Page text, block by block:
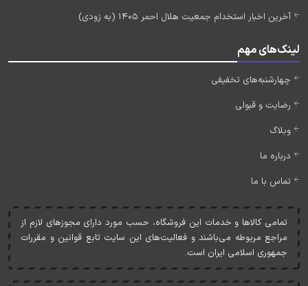
آخرین اخبار استخدام جمعیت هلال احمر 1405 (به زودی)
لینک‌های مهم
چهارشنبه‌های تخفیفی
رضایت و قبولی
وبلاگ
درباره ما
تماس با ما
تمامی کالاها و خدمات اين فروشگاه، حسب مورد دارای مجوزهای لازم از
مراجع مربوطه می‌باشند و فعاليت‌های اين سايت تابع قوانين و مقررات
جمهوری اسلامی ايران است.